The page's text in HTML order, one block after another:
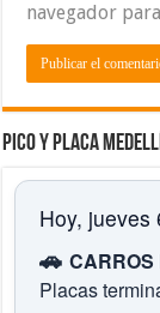
navegador
Pico y placa
Hoy, jueves
🚗
Placas